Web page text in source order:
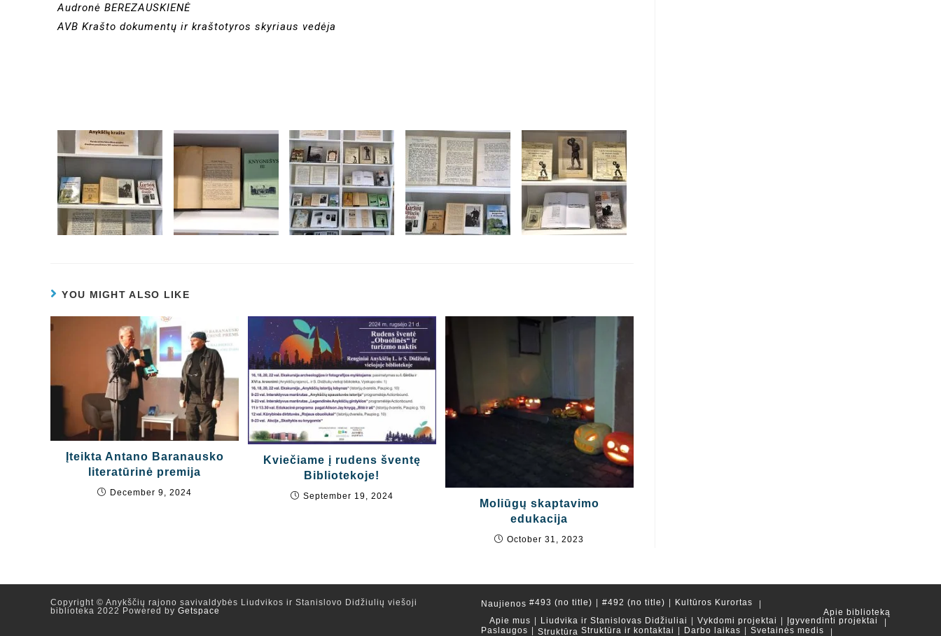
Audronė BEREZAUSKIENĖ
AVB Krašto dokumentų ir kraštotyros skyriaus vedėja
YOU MIGHT ALSO LIKE
Įteikta Antano Baranausko
literatūrinė premija
December 9, 2024
Kviečiame į rudens šventę
Bibliotekoje!
September 19, 2024
Moliūgų skaptavimo
edukacija
October 31, 2023
Naujienos #493 (no title) #492 (no title)
Kultūros Kurortas
Apie biblioteką
Apie mus
Liudvika ir Stanislovas Didžiuliai Vykdomi projektai
Įgyvendinti projektai
Paslaugos
Struktūra Struktūra ir kontaktai Darbo laikas
Svetainės medis
Copyright © Anykščių rajono savivaldybės Liudvikos ir Stanislovo Didžiulių viešoji
biblioteka 2022 Powered by Getspace